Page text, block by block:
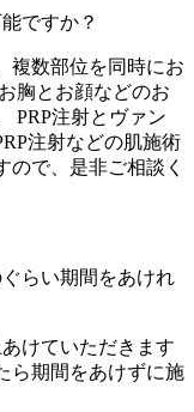
ですか？
複数部位を同時にお
胸とお顔などのお
PRP注射とヴァン
注射などの肌施術
ので、是非ご相談く
らい期間をあけれ
けていただきます
ら期間をあけずに施